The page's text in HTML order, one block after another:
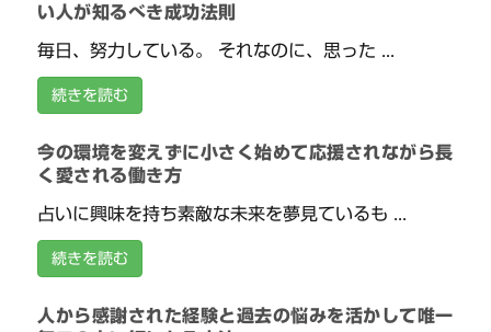
い人が知るべき成功法則
毎日、努力している。 それなのに、思った ...
続きを読む
今の環境を変えずに小さく始めて応援されながら長
く愛される働き方
占いに興味を持ち素敵な未来を夢見ているも ...
続きを読む
人から感謝された経験と過去の悩みを活かして唯一